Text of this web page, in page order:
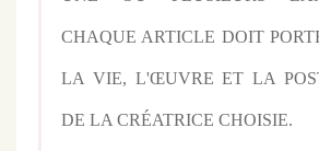
CHAQUE ARTICLE DOIT
LA VIE, L'ŒUVRE ET LA
DE LA CRÉATRICE CHOISIE.